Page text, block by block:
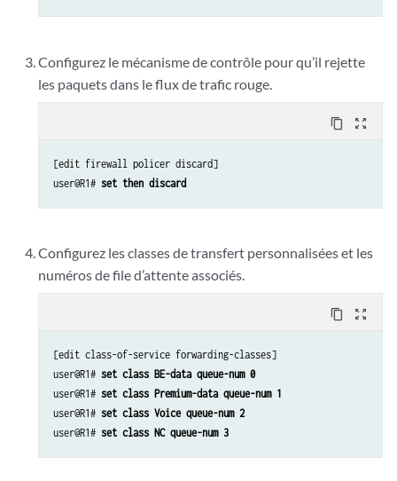
Configurez le mécanisme de contrôle pour qu’il rejette
les paquets dans le flux de trafic rouge.
content_copy zoom_out_map
[edit firewall policer discard]
user@R1# set then discard
Configurez les classes de transfert personnalisées et les
numéros de file d’attente associés.
content_copy zoom_out_map
[edit class-of-service forwarding-classes]
user@R1# set class BE-data queue-num 0
user@R1# set class Premium-data queue-num 1
user@R1# set class Voice queue-num 2
user@R1# set class NC queue-num 3